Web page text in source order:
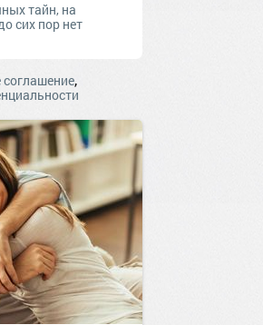
тайн, на
сих пор нет
соглашение,